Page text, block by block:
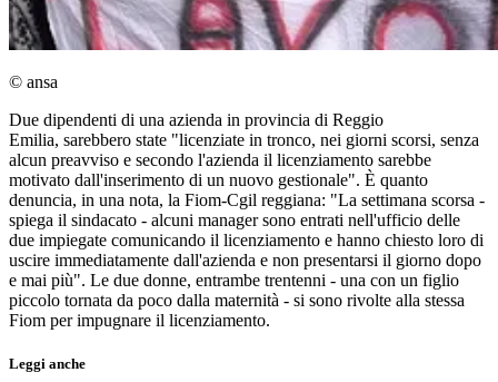
© ansa
Due dipendenti di una azienda in provincia di Reggio
Emilia, sarebbero state "licenziate in tronco, nei giorni scorsi, senza
alcun preavviso e secondo l'azienda il licenziamento sarebbe
motivato dall'inserimento di un nuovo gestionale". È quanto
denuncia, in una nota, la Fiom-Cgil reggiana: "La settimana scorsa -
spiega il sindacato - alcuni manager sono entrati nell'ufficio delle
due impiegate comunicando il licenziamento e hanno chiesto loro di
uscire immediatamente dall'azienda e non presentarsi il giorno dopo
e mai più". Le due donne, entrambe trentenni - una con un figlio
piccolo tornata da poco dalla maternità - si sono rivolte alla stessa
Fiom per impugnare il licenziamento.
Leggi anche